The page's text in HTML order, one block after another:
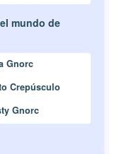
mundo de
Gnorc
Crepúsculo
Gnorc